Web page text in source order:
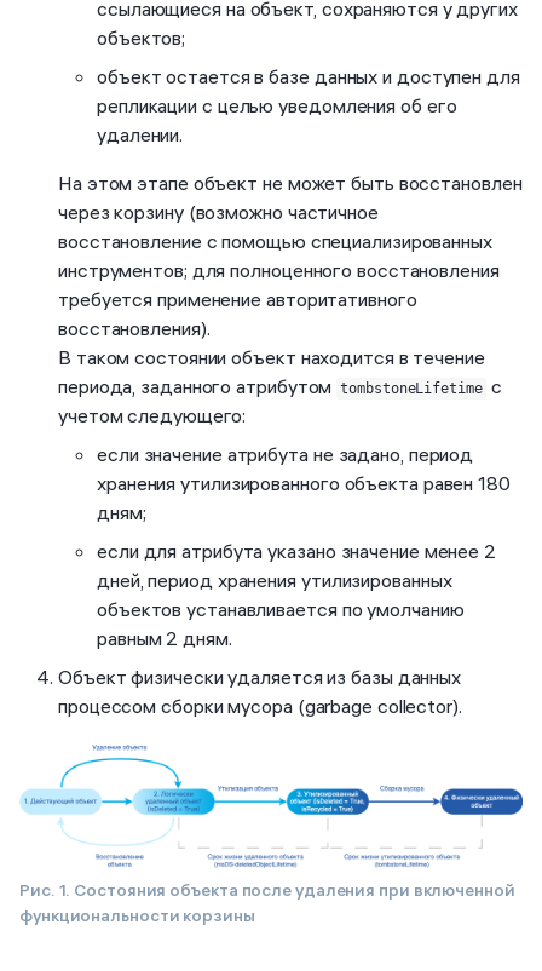
ссылающиеся на объект, сохраняются у других
объектов;
объект остается в базе данных и доступен для
репликации с целью уведомления об его
удалении.
На этом этапе объект не может быть восстановлен
через корзину (возможно частичное
восстановление с помощью специализированных
инструментов; для полноценного восстановления
требуется применение авторитативного
восстановления).
В таком состоянии объект находится в течение
периода, заданного атрибутом tombstoneLifetime с
учетом следующего:
если значение атрибута не задано, период
хранения утилизированного объекта равен 180
дням;
если для атрибута указано значение менее 2
дней, период хранения утилизированных
объектов устанавливается по умолчанию
равным 2 дням.
Объект физически удаляется из базы данных
процессом сборки мусора (garbage collector).
Рис. 1. Состояния объекта после удаления при включенной
функциональности корзины